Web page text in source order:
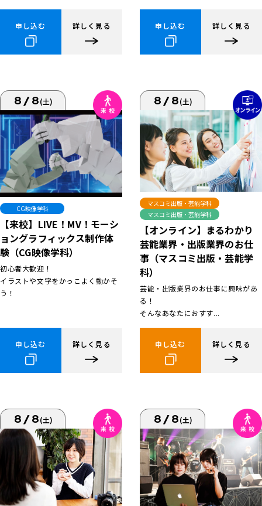
申し込む 詳しく見る 申し込む 詳しく見る
8/8(土)
CG映像学科
【来校】LIVE！MV！モーシ
ョングラフィックス制作体
験（CG映像学科）
初心者大歓迎！
イラストや文字をかっこよく動かそ
う！
申し込む 詳しく見る
8/8(土)
マスコミ出版・芸能学科
マスコミ出版・芸能学科
【オンライン】まるわかり
芸能業界・出版業界のお仕
事（マスコミ出版・芸能学
科）
芸能・出版業界のお仕事に興味があ
る！
そんなあなたにおすす...
申し込む 詳しく見る
8/8(土) 8/8(土)